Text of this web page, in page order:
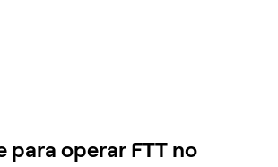
para operar FTT no